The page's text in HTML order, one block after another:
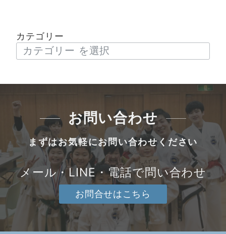
カテゴリー
お問い合わせ
まずはお気軽にお問い合わせください
メール・LINE・電話で問い合わせ
お問合せはこちら